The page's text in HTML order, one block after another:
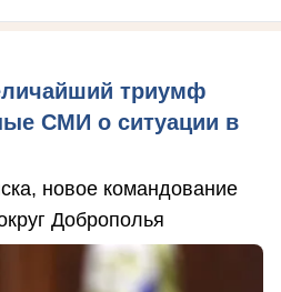
триумф
СМИ о ситуации в
новое командование
Доброполья